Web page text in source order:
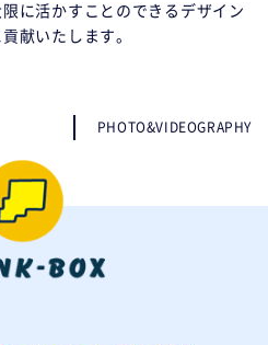
に活かすことのできるデザイン
献いたします。
PHOTO&VIDEOGRAPHY